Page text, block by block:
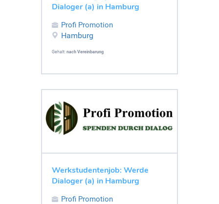
Dialoger (a) in Hamburg
Profi Promotion
Hamburg
Gehalt: nach Vereinbarung
Werkstudentenjob: Werde
Dialoger (a) in Hamburg
Profi Promotion